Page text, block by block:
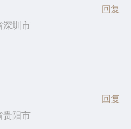
圳市
回复
阳市
回复